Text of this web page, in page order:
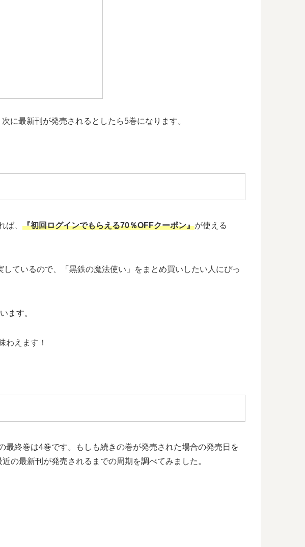
に最新刊が発売されるとしたら5巻になります。
ば、 『初回ログインでもらえる70％OFFクーポン』が使える
ているので、「黒鉄の魔法使い」をまとめ買いしたい人にぴっ
ます。
わえます！
終巻は4巻です。もしも続きの巻が発売された場合の発売日を
の最新刊が発売されるまでの周期を調べてみました。